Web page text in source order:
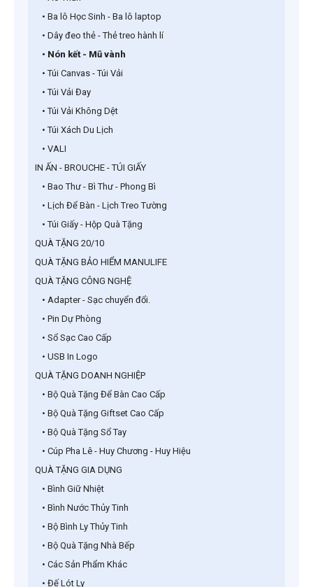
• Ba lô Học Sinh - Ba lô laptop
• Dây đeo thẻ - Thẻ treo hành lí
• Nón kết - Mũ vành
• Túi Canvas - Túi Vải
• Túi Vải Đay
• Túi Vải Không Dệt
• Túi Xách Du Lịch
• VALI
IN ẤN - BROUCHE - TÚI GIẤY
• Bao Thư - Bì Thư - Phong Bì
• Lịch Để Bàn - Lịch Treo Tường
• Túi Giấy - Hộp Quà Tặng
QUÀ TẶNG 20/10
QUÀ TẶNG BẢO HIỂM MANULIFE
QUÀ TẶNG CÔNG NGHỆ
• Adapter - Sạc chuyển đổi.
• Pin Dự Phòng
• Sổ Sạc Cao Cấp
• USB In Logo
QUÀ TẶNG DOANH NGHIỆP
• Bộ Quà Tặng Để Bàn Cao Cấp
• Bộ Quà Tặng Giftset Cao Cấp
• Bộ Quà Tặng Sổ Tay
• Cúp Pha Lê - Huy Chương - Huy Hiệu
QUÀ TẶNG GIA DỤNG
• Bình Giữ Nhiệt
• Bình Nước Thủy Tinh
• Bộ Bình Ly Thủy Tinh
• Bộ Quà Tặng Nhà Bếp
• Các Sản Phẩm Khác
• Đế Lót Ly